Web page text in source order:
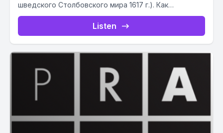
шведского Столбовского мира 1617 г.). Как
формируется феномен приграничья...
Listen